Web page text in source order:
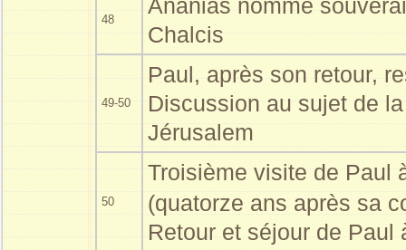
48
Ananias nommé
Chalcis
49-50
Paul, après son retour,
Discussion au sujet de
Jérusalem
50
Troisième visite de Paul
(quatorze ans après sa
Retour et séjour de Paul